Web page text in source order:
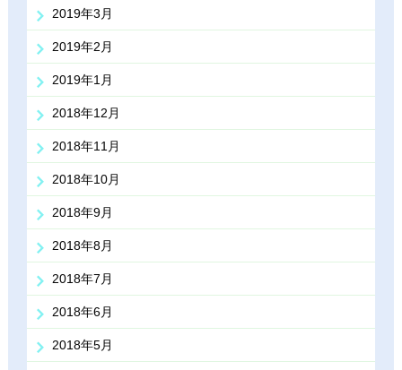
2019年3月
2019年2月
2019年1月
2018年12月
2018年11月
2018年10月
2018年9月
2018年8月
2018年7月
2018年6月
2018年5月